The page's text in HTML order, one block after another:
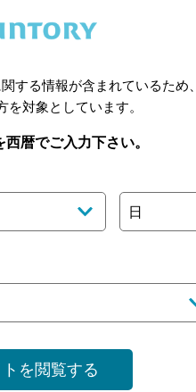
連ページ
山口県のバー検索
する情報が含まれているため、
を対象としています。
暦でご入力下さい。
日
を閲覧する